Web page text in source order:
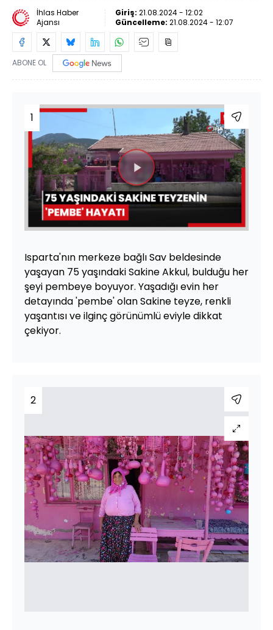
İhlas Haber
Ajansı
Giriş: 21.08.2024 - 12:02
Güncelleme: 21.08.2024 - 12:07
ABONE OL
1
Videoyu
Oynat
Isparta'nın merkeze bağlı Sav beldesinde
yaşayan 75 yaşındaki Sakine Akkul, bulduğu her
şeyi pembeye boyuyor. Yaşadığı evin her
detayında 'pembe' olan Sakine teyze, renkli
yaşantısı ve ilginç görünümlü eviyle dikkat
çekiyor.
2